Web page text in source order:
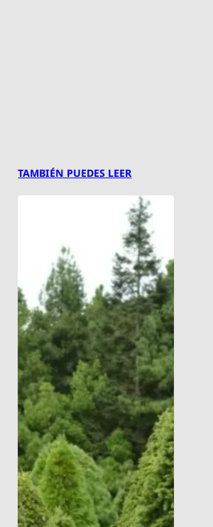
TAMBIÉN PUEDES LEER